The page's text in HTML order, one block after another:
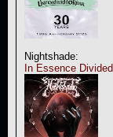
Nightshade:
In Essence Divided